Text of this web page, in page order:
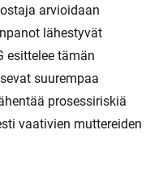
arvioidaan
lähestyvät
esittelee tämän
suurempaa
prosessiriskiä
vaativien muttereiden